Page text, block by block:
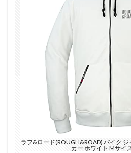
ラフ&ロード(ROUGH&ROAD) バイク
カー ホワイト Mサイ